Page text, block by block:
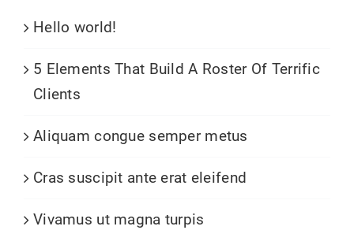
Hello world!
5 Elements That Build A Roster Of Terrific
Clients
Aliquam congue semper metus
Cras suscipit ante erat eleifend
Vivamus ut magna turpis